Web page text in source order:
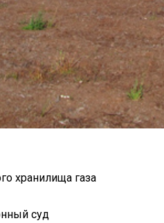
хранилища газа
суд